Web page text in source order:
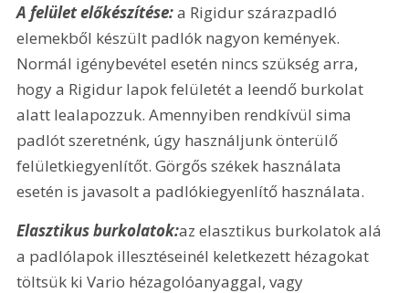
A felület előkészítése: a Rigidur szárazpadló
elemekből készült padlók nagyon kemények.
Normál igénybevétel esetén nincs szükség arra,
hogy a Rigidur lapok felületét a leendő burkolat
alatt lealapozzuk. Amennyiben rendkívül sima
padlót szeretnénk, úgy használjunk önterülő
felületkiegyenlítőt. Görgős székek használata
esetén is javasolt a padlókiegyenlítő használata.
Elasztikus burkolatok:az elasztikus burkolatok alá
a padlólapok illesztéseinél keletkezett hézagokat
töltsük ki Vario hézagolóanyaggal, vagy